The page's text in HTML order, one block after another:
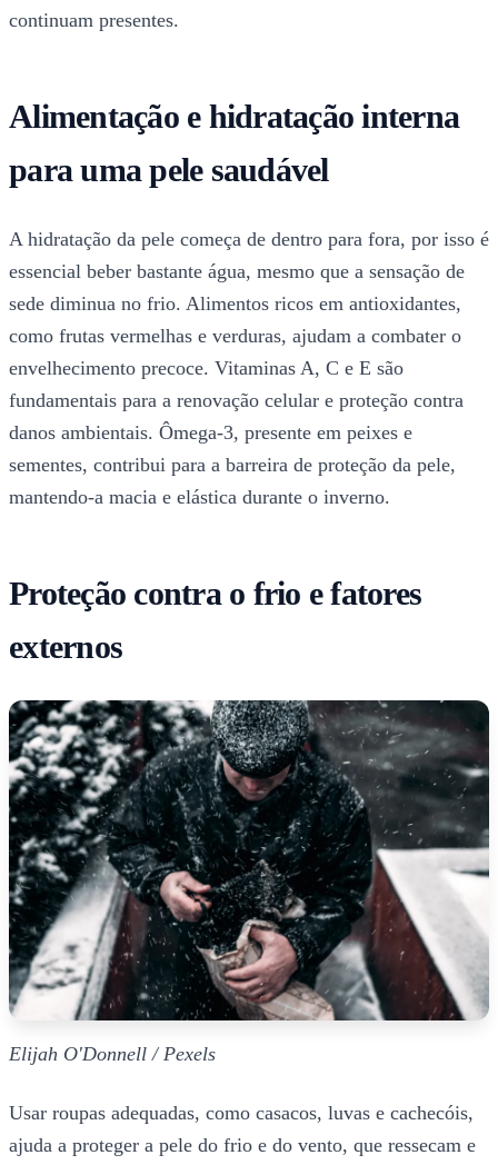
continuam presentes.
Alimentação e hidratação interna
para uma pele saudável
A hidratação da pele começa de dentro para fora, por isso é
essencial beber bastante água, mesmo que a sensação de
sede diminua no frio. Alimentos ricos em antioxidantes,
como frutas vermelhas e verduras, ajudam a combater o
envelhecimento precoce. Vitaminas A, C e E são
fundamentais para a renovação celular e proteção contra
danos ambientais. Ômega-3, presente em peixes e
sementes, contribui para a barreira de proteção da pele,
mantendo-a macia e elástica durante o inverno.
Proteção contra o frio e fatores
externos
Elijah O'Donnell / Pexels
Usar roupas adequadas, como casacos, luvas e cachecóis,
ajuda a proteger a pele do frio e do vento, que ressecam e